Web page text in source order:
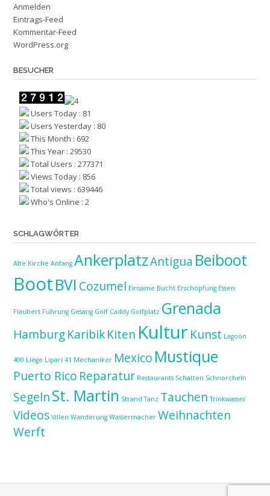
Anmelden
Eintrags-Feed
Kommentar-Feed
WordPress.org
BESUCHER
Users Today : 81
Users Yesterday : 80
This Month : 692
This Year : 29530
Total Users : 277371
Views Today : 856
Total views : 639446
Who's Online : 2
SCHLAGWÖRTER
Alte Kirche Anfang AnkerplatzAntigua Beiboot
BootBVI Cozumel Einsame Bucht Erschöpfung Essen
Flaubert Führung Gesang Golf Caddy Golfplatz Grenada
HamburgKaribikKiten Kultur Kunst Lagoon
400 Liege Lipari 41 Mechaniker Mexico Mustique
Puerto Rico Reparatur Restaurants Schatten Schnorcheln
SegelnSt. Martin Strand Tanz Tauchen Trinkwasser
Videos Villen Wanderung Wassermacher Weihnachten
Werft